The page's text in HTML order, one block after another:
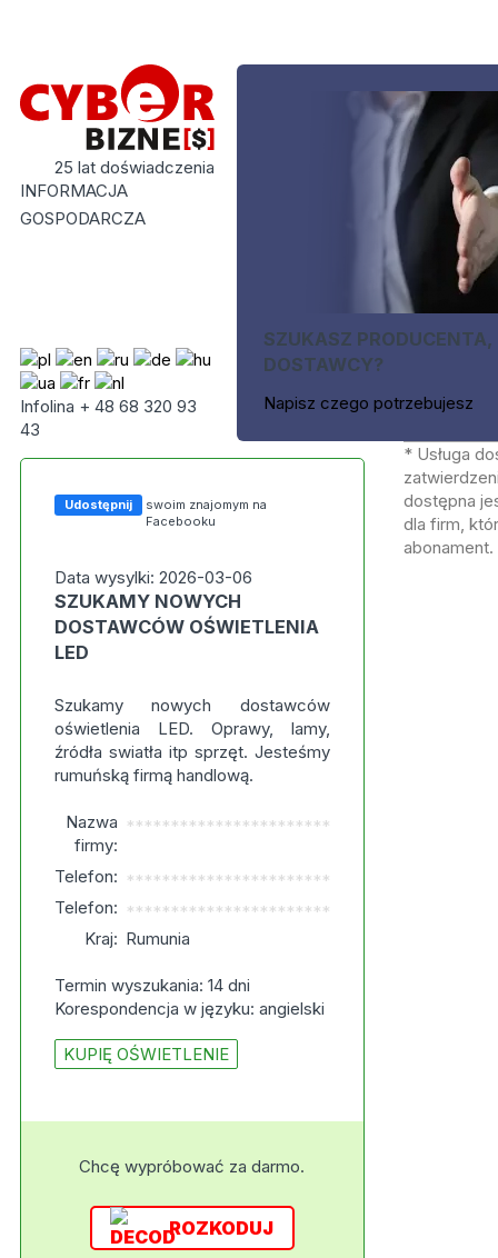
25 lat doświadczenia
INFORMACJA
GOSPODARCZA
Infolina + 48 68 320 93
43
SZUKASZ PRODUCENTA,
DOSTAWCY?
Napisz czego potrzebujesz
Udostępnij
swoim znajomym na
Facebooku
Data wysylki: 2026-03-06
SZUKAMY NOWYCH
DOSTAWCÓW OŚWIETLENIA
LED
Szukamy nowych dostawców
oświetlenia LED. Oprawy, lamy,
źródła swiatła itp sprzęt. Jesteśmy
rumuńską firmą handlową.
Nazwa
firmy:
***********************
Telefon: ***********************
Telefon: ***********************
Kraj: Rumunia
Termin wyszukania: 14 dni
Korespondencja w języku: angielski
KUPIĘ OŚWIETLENIE
Chcę wypróbować za darmo.
ROZKODUJ
* Usługa
dostępna
dla firm,
abonament.